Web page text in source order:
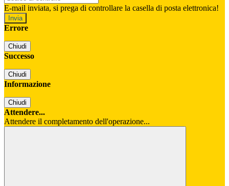
E-mail inviata, si prega di controllare la casella di posta elettronica!
Errore
Chiudi
Successo
Chiudi
Informazione
Chiudi
Attendere...
Attendere il completamento dell'operazione...